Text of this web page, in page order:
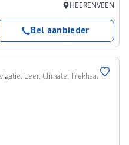
HEERENVEEN
Bel aanbieder
Leer, Climate, Trekhaak